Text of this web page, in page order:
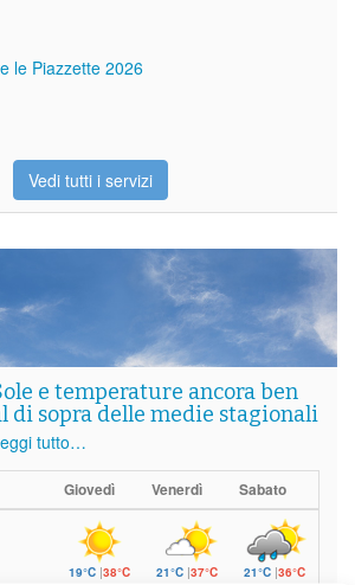
le Piazzette 2026
Vedi tutti i servizi
e temperature ancora ben
di sopra delle medie stagionali
tutto…
Giovedì Venerdì Sabato
19°C |38°C 21°C |37°C 21°C |36°C